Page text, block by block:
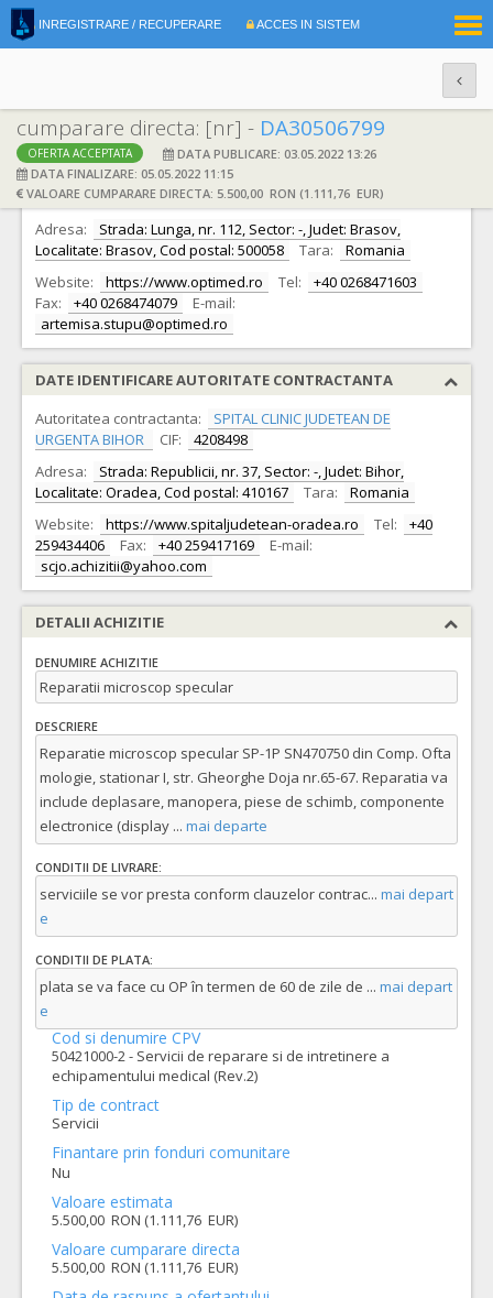
INREGISTRARE / RECUPERARE ACCES IN SISTEM
cumparare directa: [nr] - DA30506799
OFERTA ACCEPTATA
DATA PUBLICARE: 03.05.2022 13:26
DATA FINALIZARE: 05.05.2022 11:15
VALOARE CUMPARARE DIRECTA: 5.500,00 RON (1.111,76 EUR)
DATE IDENTIFICARE OFERTANT
Ofertant: S.C. OPTIMED S.R.L. CIF: 1104239
Adresa:
Strada: Lunga, nr. 112, Sector: -, Judet: Brasov,
Localitate: Brasov, Cod postal: 500058
Tara:
Romania
Website:
https://www.optimed.ro Tel:
+40 0268471603
Fax:
+40 0268474079
E-mail:
artemisa.stupu@optimed.ro
DATE IDENTIFICARE AUTORITATE CONTRACTANTA
Autoritatea contractanta:
SPITAL CLINIC JUDETEAN DE
URGENTA BIHOR
CIF:
4208498
Adresa:
Strada: Republicii, nr. 37, Sector: -, Judet: Bihor,
Localitate: Oradea, Cod postal: 410167
Tara:
Romania
Website:
https://www.spitaljudetean-oradea.ro Tel:
+40
259434406
Fax: +40 259417169
E-mail:
scjo.achizitii@yahoo.com
DETALII ACHIZITIE
DENUMIRE ACHIZITIE
Reparatii microscop specular
DESCRIERE
Reparatie microscop specular SP-1P SN470750 din Comp. Ofta
mologie, stationar I, str. Gheorghe Doja nr.65-67. Reparatia va
include deplasare, manopera, piese de schimb, componente
electronice (display ... mai departe
CONDITII DE LIVRARE:
serviciile se vor presta conform clauzelor contrac... mai depart
e
CONDITII DE PLATA:
plata se va face cu OP în termen de 60 de zile de ... mai depart
e
Cod si denumire CPV
50421000-2 - Servicii de reparare si de intretinere a
echipamentului medical (Rev.2)
Tip de contract
Servicii
Finantare prin fonduri comunitare
Nu
Valoare estimata
5.500,00 RON (1.111,76 EUR)
Valoare cumparare directa
5.500,00 RON (1.111,76 EUR)